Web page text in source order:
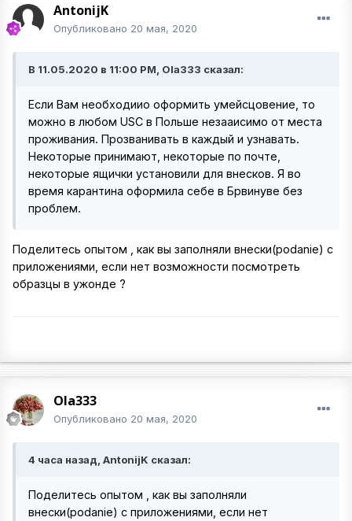
AntonijK
Опубликовано 20 мая, 2020
В 11.05.2020 в 11:00 PM, Ola333 сказал:
Если Вам необходиио оформить умейсцовение, то
можно в любом USC в Польше незааисимо от места
проживания. Прозванивать в каждый и узнавать.
Некоторые принимают, некоторые по почте,
некоторые ящички установили для внесков. Я во
время карантина оформила себе в Брвинуве без
проблем.
Поделитесь опытом , как вы заполняли внески(podanie) с
приложениями, если нет возможности посмотреть
образцы в ужонде ?
Ola333
Опубликовано 20 мая, 2020
4 часа назад, AntonijK сказал:
Поделитесь опытом , как вы заполняли
внески(podanie) с приложениями, если нет